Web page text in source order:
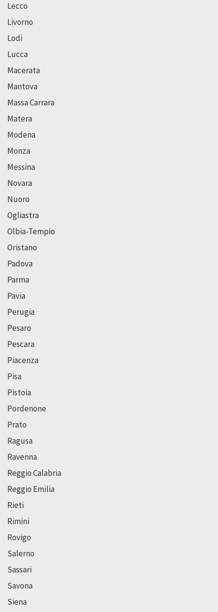
Lecco
Livorno
Lodi
Lucca
Macerata
Mantova
Massa Carrara
Matera
Modena
Monza
Messina
Novara
Nuoro
Ogliastra
Olbia-Tempio
Oristano
Padova
Parma
Pavia
Perugia
Pesaro
Pescara
Piacenza
Pisa
Pistoia
Pordenone
Prato
Ragusa
Ravenna
Reggio Calabria
Reggio Emilia
Rieti
Rimini
Rovigo
Salerno
Sassari
Savona
Siena